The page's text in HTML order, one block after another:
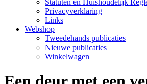
Statuten en Huishoudelijk
Privacyverklaring
Links
Webshop
Tweedehands publicaties
Nieuwe publicaties
Winkelwagen